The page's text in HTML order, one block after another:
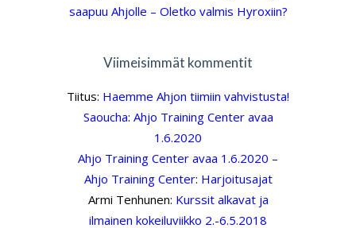
saapuu Ahjolle – Oletko valmis Hyroxiin?
Viimeisimmät kommentit
Tiitus: Haemme Ahjon tiimiin vahvistusta!
Saoucha: Ahjo Training Center avaa
1.6.2020
Ahjo Training Center avaa 1.6.2020 –
Ahjo Training Center: Harjoitusajat
Armi Tenhunen: Kurssit alkavat ja
ilmainen kokeiluviikko 2.-6.5.2018